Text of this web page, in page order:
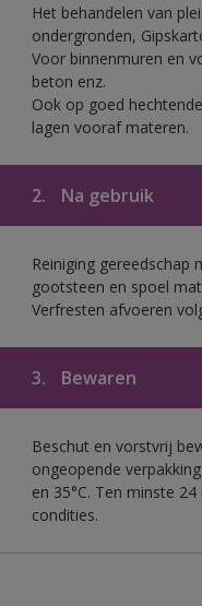
Het behandelen van
ondergronden,
Voor binnenmuren en
beton enz.
Ook op goed
lagen vooraf materen.
2. Na gebruik
Reiniging
gootsteen en spoel
Verfresten afvoeren
3. Bewaren
Beschut en vorstvrij
ongeopende
en 35°C. Ten minste
condities.